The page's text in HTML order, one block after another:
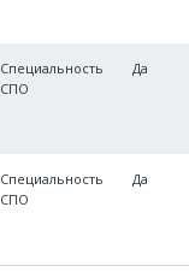
Специальность
СПО
Да
Специальность
СПО
Да